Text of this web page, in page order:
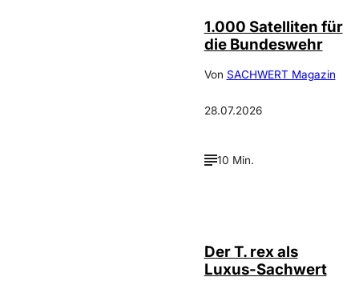
1.000 Satelliten für
die Bundeswehr
Von SACHWERT Magazin
28.07.2026
10 Min.
Der T. rex als
Luxus-Sachwert